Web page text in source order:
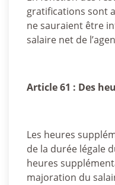
gratifications sont
ne sauraient être
salaire net de
Article 61 : Des
Les heures
de la durée légale
heures
majoration du